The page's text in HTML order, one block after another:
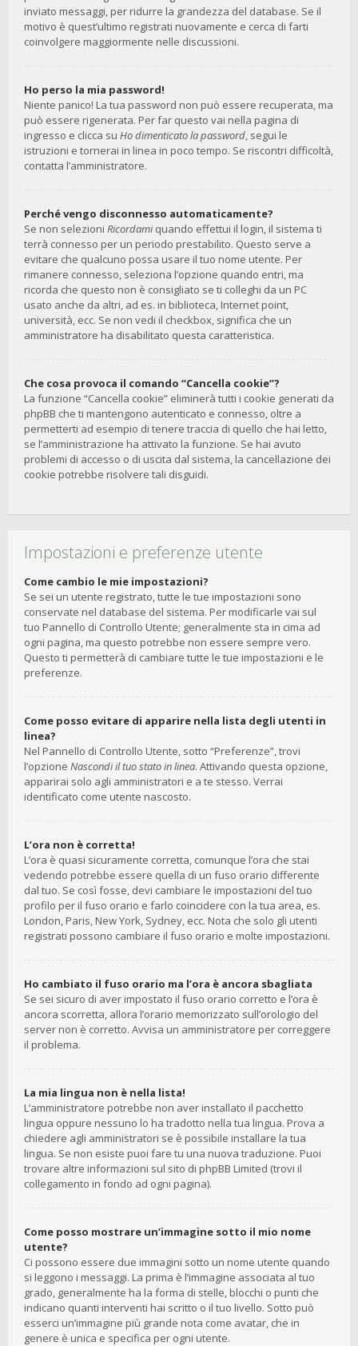
inviato messaggi, per ridurre la grandezza del database. Se il
motivo è quest’ultimo registrati nuovamente e cerca di farti
coinvolgere maggiormente nelle discussioni.
Ho perso la mia password!
Niente panico! La tua password non può essere recuperata, ma
può essere rigenerata. Per far questo vai nella pagina di
ingresso e clicca su Ho dimenticato la password, segui le
istruzioni e tornerai in linea in poco tempo. Se riscontri difficoltà,
contatta l’amministratore.
Perché vengo disconnesso automaticamente?
Se non selezioni Ricordamiquando effettui il login, il sistema ti
terrà connesso per un periodo prestabilito. Questo serve a
evitare che qualcuno possa usare il tuo nome utente. Per
rimanere connesso, seleziona l’opzione quando entri, ma
ricorda che questo non è consigliato se ti colleghi da un PC
usato anche da altri, ad es. in biblioteca, Internet point,
università, ecc. Se non vedi il checkbox, significa che un
amministratore ha disabilitato questa caratteristica.
Che cosa provoca il comando “Cancella cookie”?
La funzione “Cancella cookie” eliminerà tutti i cookie generati da
phpBB che ti mantengono autenticato e connesso, oltre a
permetterti ad esempio di tenere traccia di quello che hai letto,
se l’amministrazione ha attivato la funzione. Se hai avuto
problemi di accesso o di uscita dal sistema, la cancellazione dei
cookie potrebbe risolvere tali disguidi.
Impostazioni e preferenze utente
Come cambio le mie impostazioni?
Se sei un utente registrato, tutte le tue impostazioni sono
conservate nel database del sistema. Per modificarle vai sul
tuo Pannello di Controllo Utente; generalmente sta in cima ad
ogni pagina, ma questo potrebbe non essere sempre vero.
Questo ti permetterà di cambiare tutte le tue impostazioni e le
preferenze.
Come posso evitare di apparire nella lista degli utenti in
linea?
Nel Pannello di Controllo Utente, sotto “Preferenze”, trovi
l’opzione Nascondi il tuo stato in linea. Attivando questa opzione,
apparirai solo agli amministratori e a te stesso. Verrai
identificato come utente nascosto.
L’ora non è corretta!
L’ora è quasi sicuramente corretta, comunque l’ora che stai
vedendo potrebbe essere quella di un fuso orario differente
dal tuo. Se così fosse, devi cambiare le impostazioni del tuo
profilo per il fuso orario e farlo coincidere con la tua area, es.
London, Paris, New York, Sydney, ecc. Nota che solo gli utenti
registrati possono cambiare il fuso orario e molte impostazioni.
Ho cambiato il fuso orario ma l’ora è ancora sbagliata
Se sei sicuro di aver impostato il fuso orario corretto e l’ora è
ancora scorretta, allora l’orario memorizzato sull’orologio del
server non è corretto. Avvisa un amministratore per correggere
il problema.
La mia lingua non è nella lista!
L’amministratore potrebbe non aver installato il pacchetto
lingua oppure nessuno lo ha tradotto nella tua lingua. Prova a
chiedere agli amministratori se è possibile installare la tua
lingua. Se non esiste puoi fare tu una nuova traduzione. Puoi
trovare altre informazioni sul sito di phpBB Limited (trovi il
collegamento in fondo ad ogni pagina).
Come posso mostrare un’immagine sotto il mio nome
utente?
Ci possono essere due immagini sotto un nome utente quando
si leggono i messaggi. La prima è l’immagine associata al tuo
grado, generalmente ha la forma di stelle, blocchi o punti che
indicano quanti interventi hai scritto o il tuo livello. Sotto può
esserci un’immagine più grande nota come avatar, che in
genere è unica e specifica per ogni utente.